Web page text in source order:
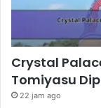
Crystal
Tomiyasu
22 jam ago